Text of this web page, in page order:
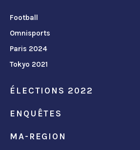
Football
Omnisports
Paris 2024
Tokyo 2021
ÉLECTIONS 2022
ENQUÊTES
MA-REGION